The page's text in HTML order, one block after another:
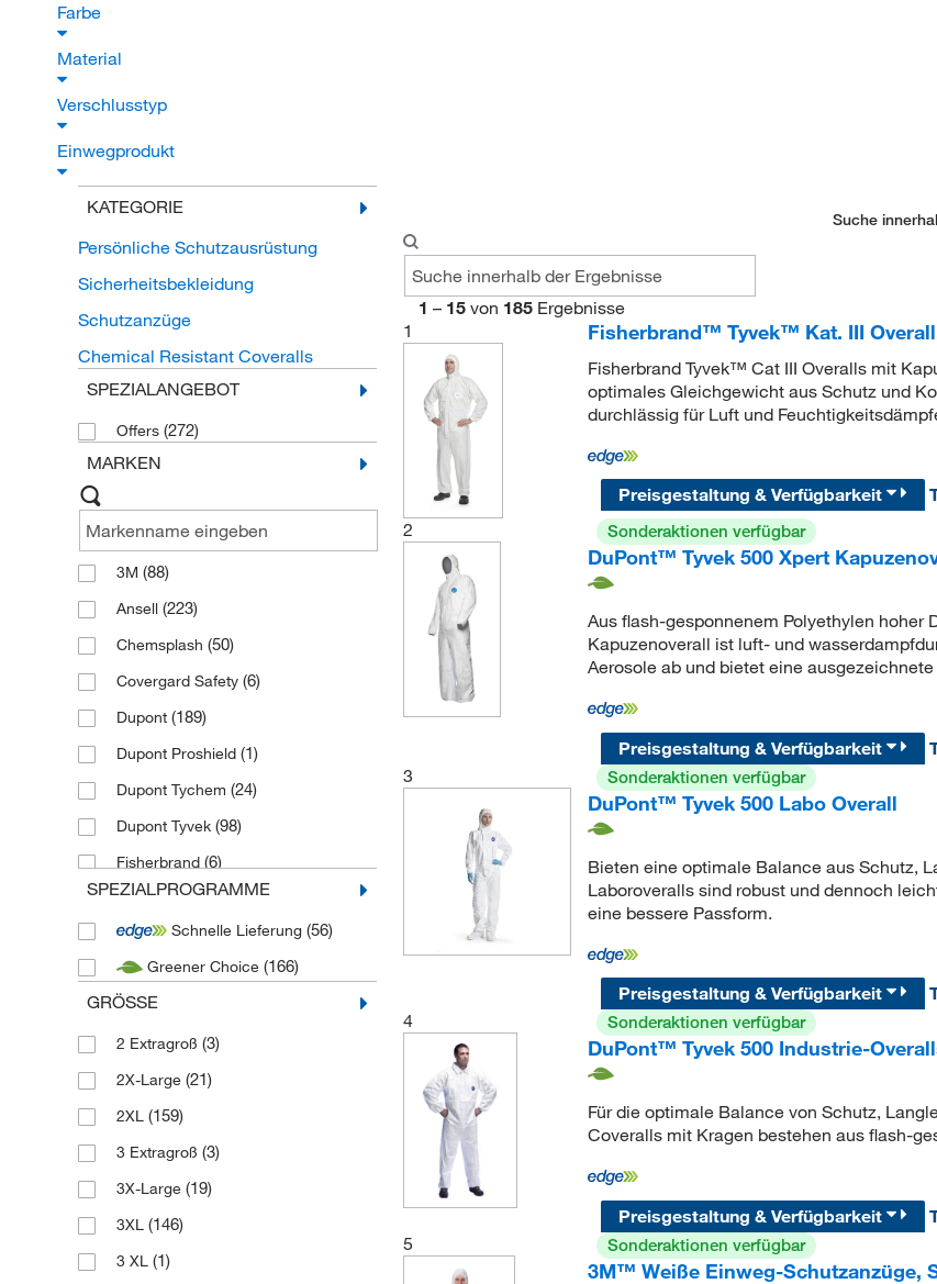
Farbe
Material
Verschlusstyp
Einwegprodukt
KATEGORIE
Persönliche Schutzausrüstung
Sicherheitsbekleidung
Schutzanzüge
Chemical Resistant Coveralls
SPEZIALANGEBOT
Offers (272)
MARKEN
3M (88)
Ansell (223)
Chemsplash (50)
Covergard Safety (6)
Dupont (189)
Dupont Proshield (1)
Dupont Tychem (24)
Dupont Tyvek (98)
Fisherbrand (6)
Honeywell Safety Products
KleenGuard(29)
Medicom(58)
Microgard
New source(4)
New source - PPE
SKYTEC(54)
Uvex(13)
ZVG Zellstoff Vertrieb
SPEZIALPROGRAMME
Schnelle Lieferung (56)
Greener Choice (166)
GRÖSSE
2 Extragroß (3)
2X-Large (21)
2XL (159)
3 Extragroß (3)
3X-Large (19)
3XL (146)
3 XL (1)
Suche
1 – 15 von 185 Ergebnisse
1
Fisherbrand™ Tyvek™ Kat. III Overall
Fisherbrand Tyvek™ Cat III Overalls mit
optimales Gleichgewicht aus Schutz und
durchlässig für Luft und
Preisgestaltung & Verfügbarkeit
2
Sonderaktionen verfügbar
DuPont™ Tyvek 500 Xpert
Aus flash-gesponnenem Polyethylen
Kapuzenoverall ist luft- und
Aerosole ab und bietet eine
Preisgestaltung & Verfügbarkeit
3
Sonderaktionen verfügbar
DuPont™ Tyvek 500 Labo Overall
Bieten eine optimale Balance aus Schutz,
Laboroveralls sind robust und dennoch
eine bessere Passform.
Preisgestaltung & Verfügbarkeit
4
Sonderaktionen verfügbar
DuPont™ Tyvek 500 Industrie-
Für die optimale Balance von Schutz,
Coveralls mit Kragen bestehen aus flash-
Preisgestaltung & Verfügbarkeit
5
Sonderaktionen verfügbar
3M™ Weiße Einweg-Schutzanzüge,